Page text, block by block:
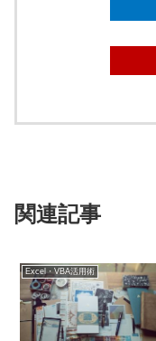
関連記事
Excel・VBA活用術